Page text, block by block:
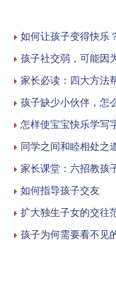
如何让孩子变得快乐
孩子社交弱，可能因
家长必读：四大方法
孩子缺少小伙伴，怎
怎样使宝宝快乐学写
同学之间和睦相处之
家长课堂：六招教孩
如何指导孩子交友
扩大独生子女的交往
孩子为何需要看不见